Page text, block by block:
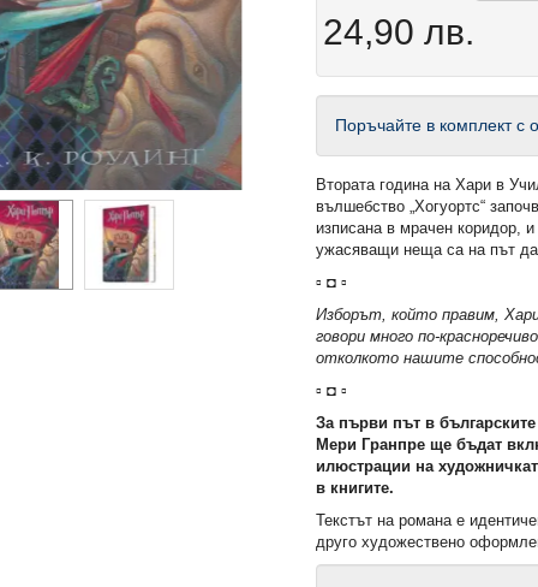
24,90 лв.
Поръчайте в комплект с
Втората година на Хари в
вълшебство „Хогуортс“
изписана в мрачен коридор,
ужасяващи неща са на път
▫ ◘ ▫
Изборът, който правим,
говори много по-
отколкото нашите
▫ ◘ ▫
За първи път в
Мери Гранпре ще бъдат
илюстрации на
в книгите.
Текстът на романа е
друго художествено